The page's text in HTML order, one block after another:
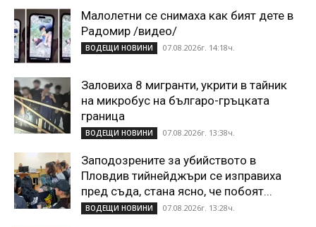
Малолетни се снимаха как бият дете в
Радомир /видео/
ВОДЕЩИ НОВИНИ 07.08.2026г. 14:18ч.
Заловиха 8 мигранти, укрити в тайник
на микробус на българо-гръцката
граница
ВОДЕЩИ НОВИНИ 07.08.2026г. 13:38ч.
Заподозрените за убийството в
Пловдив тийнейджъри се изправиха
пред съда, стана ясно, че побоят...
ВОДЕЩИ НОВИНИ 07.08.2026г. 13:28ч.